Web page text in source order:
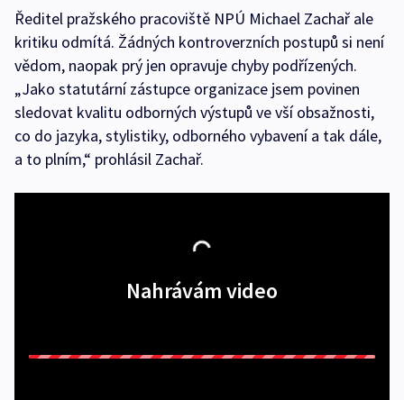
Ředitel pražského pracoviště NPÚ Michael Zachař ale
kritiku odmítá. Žádných kontroverzních postupů si není
vědom, naopak prý jen opravuje chyby podřízených.
„Jako statutární zástupce organizace jsem povinen
sledovat kvalitu odborných výstupů ve vší obsažnosti,
co do jazyka, stylistiky, odborného vybavení a tak dále,
a to plním,“ prohlásil Zachař.
Nahrávám video